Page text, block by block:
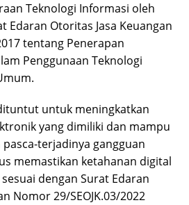
Teknologi Informasi oleh
Edaran Otoritas Jasa Keuangan
tentang Penerapan
Penggunaan Teknologi
untuk meningkatkan
yang dimiliki dan mampu
terjadinya gangguan
memastikan ketahanan digital
dengan Surat Edaran
Nomor 29/SEOJK.03/2022